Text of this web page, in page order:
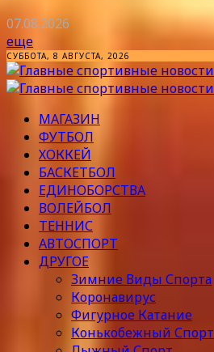
07.08.2026
еще
СУББОТА, 8 АВГУСТА, 2026
МАГАЗИН
ФУТБОЛ
ХОККЕЙ
БАСКЕТБОЛ
ЕДИНОБОРСТВА
ВОЛЕЙБОЛ
ТЕННИС
АВТОСПОРТ
ДРУГОЕ
Зимние Виды Спорта
Коронавирус
Фигурное Катание
Конькобежный Спорт